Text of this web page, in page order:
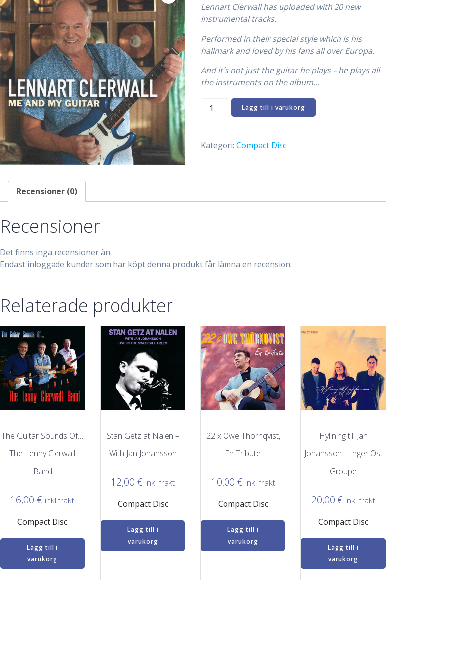
Lennart Clerwall has uploaded with 20 new
instrumental tracks.
Performed in their special style which is his
hallmark and loved by his fans all over Europa.
And it´s not just the guitar he plays – he plays all
the instruments on the album…
LENNART
CLERWALL
MY
mängd
Lägg till i varukorg
Kategori: Compact Disc
Recensioner (0)
Recensioner
Det finns inga recensioner än.
Endast inloggade kunder som har köpt denna produkt får lämna en recension.
Relaterade produkter
The Guitar Sounds Of…
The Lenny Clerwall
Band
16,00€ inkl frakt
Compact Disc
Lägg till i
varukorg
Stan Getz at Nalen –
With Jan Johansson
12,00 € inkl frakt
Compact Disc
Lägg till i
varukorg
22 x Owe Thörnqvist,
En Tribute
10,00 € inkl frakt
Compact Disc
Lägg till i
varukorg
Hyllning till Jan
Johansson – Inger Öst
Groupe
20,00€ inkl frakt
Compact Disc
Lägg till i
varukorg